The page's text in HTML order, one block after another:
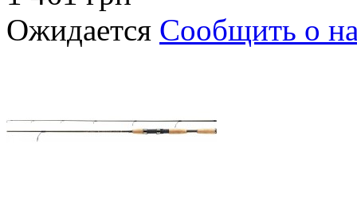
Ожидается Сообщить о